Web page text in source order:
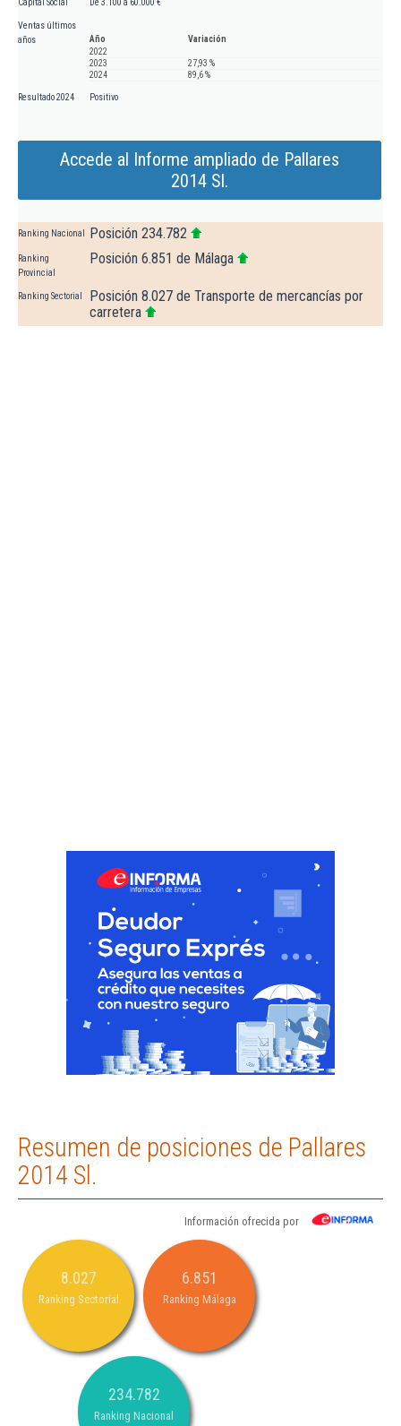
Capital Social De 3.100 a 60.000 €
Ventas últimos
años
Año
Variación
2022
2023
27,93 %
2024
89,6 %
Resultado 2024 Positivo
Accede al Informe ampliado de Pallares
2014 Sl.
Ranking Nacional Posición 234.782
Ranking
Provincial
Posición 6.851 de Málaga
Ranking Sectorial
Posición 8.027 de Transporte de mercancías por
carretera
Resumen de posiciones de Pallares
2014 Sl.
Información ofrecida por
8.027
Ranking Sectorial
6.851
Ranking Málaga
234.782
Ranking Nacional